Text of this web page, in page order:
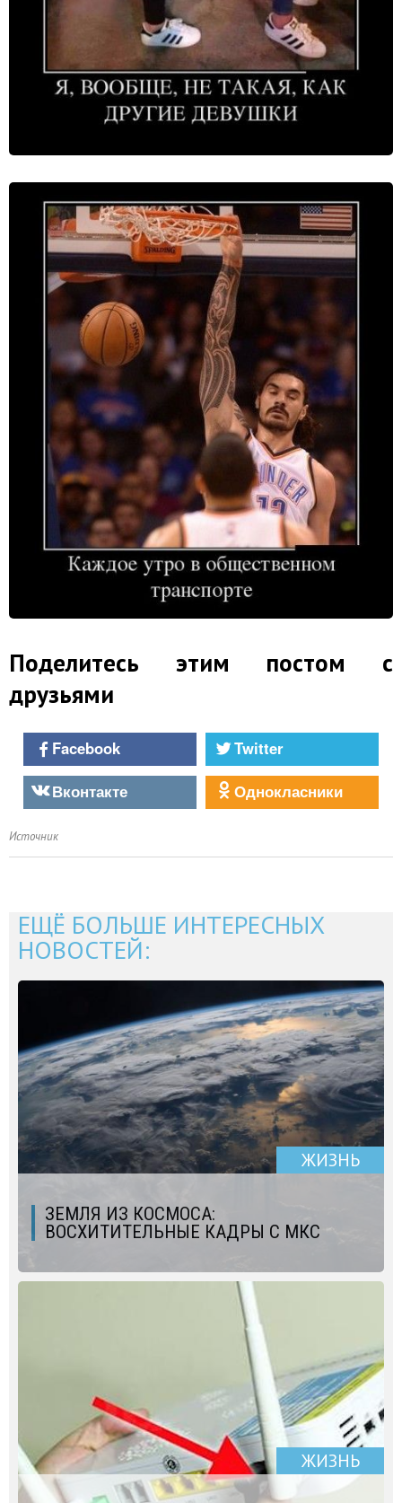
Поделитесь этим постом с
друзьями
Facebook
Twitter
Вконтакте
Однокласники
Источник
ЕЩЁ БОЛЬШЕ ИНТЕРЕСНЫХ
НОВОСТЕЙ:
ЖИЗНЬ
ЗЕМЛЯ ИЗ КОСМОСА:
ВОСХИТИТЕЛЬНЫЕ КАДРЫ С МКС
ЖИЗНЬ